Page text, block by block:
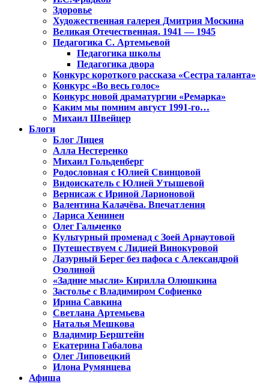
Здоровье
Художественная галерея Дмитрия Москина
Великая Отечественная. 1941 — 1945
Педагогика С. Артемьевой
Педагогика школы
Педагогика двора
Конкурс короткого рассказа «Сестра таланта»
Конкурс «Во весь голос»
Конкурс новой драматургии «Ремарка»
Каким мы помним август 1991-го…
Михаил Швейцер
Блоги
Блог Лицея
Алла Нестеренко
Михаил Гольденберг
Родословная с Юлией Свинцовой
Видоискатель с Юлией Утышевой
Вернисаж с Ириной Ларионовой
Валентина Калачёва. Впечатления
Лариса Хенинен
Олег Гальченко
Культурный променад с Зоей Арнаутовой
Путешествуем с Лидией Винокуровой
Лазурный Берег без пафоса с Александрой
Озолиной
«Задние мысли» Кирилла Олюшкина
Застолье с Владимиром Софиенко
Ирина Савкина
Светлана Артемьева
Наталья Мешкова
Владимир Берштейн
Екатерина Габалова
Олег Липовецкий
Илона Румянцева
Афиша